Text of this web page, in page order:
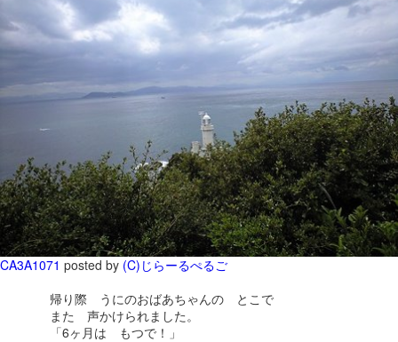
CA3A1071 posted by (C)じらーるぺるご
帰り際 うにのおばあちゃんの とこで
また 声かけられました。
「6ヶ月は もつで！」